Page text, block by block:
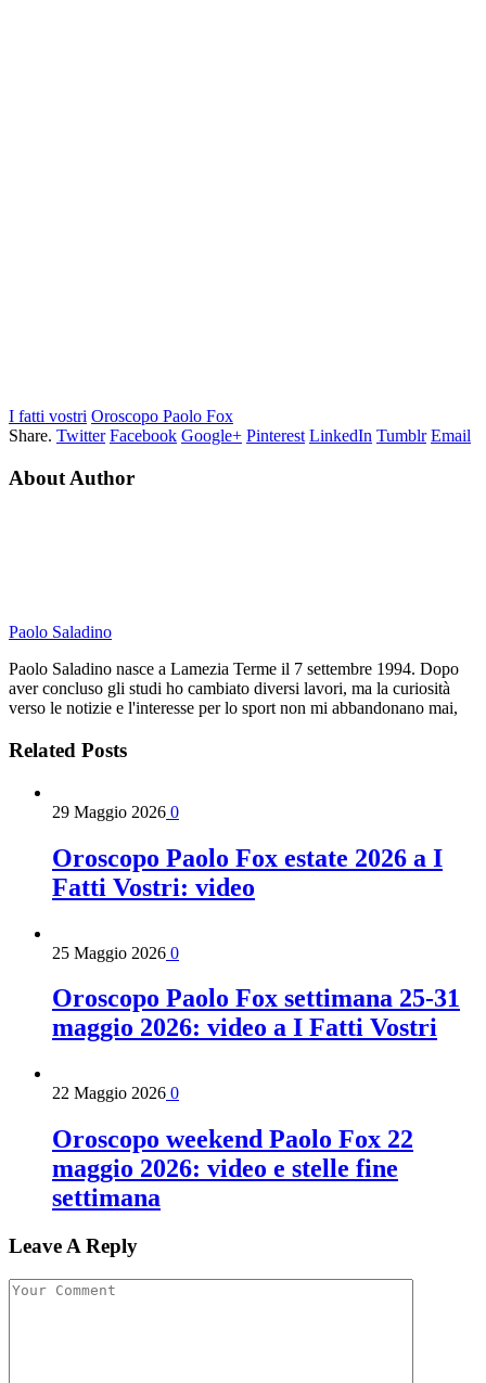
I fatti vostri Oroscopo Paolo Fox
Share. Twitter Facebook Google+ Pinterest LinkedIn Tumblr Email
About Author
Paolo Saladino
Paolo Saladino nasce a Lamezia Terme il 7 settembre 1994. Dopo
aver concluso gli studi ho cambiato diversi lavori, ma la curiosità
verso le notizie e l'interesse per lo sport non mi abbandonano mai,
Related Posts
29 Maggio 2026 0
Oroscopo Paolo Fox estate 2026 a I
Fatti Vostri: video
25 Maggio 2026 0
Oroscopo Paolo Fox settimana 25-31
maggio 2026: video a I Fatti Vostri
22 Maggio 2026 0
Oroscopo weekend Paolo Fox 22
maggio 2026: video e stelle fine
settimana
Leave A Reply